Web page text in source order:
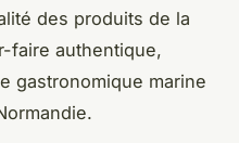
des produits de la
faire authentique,
gastronomique marine